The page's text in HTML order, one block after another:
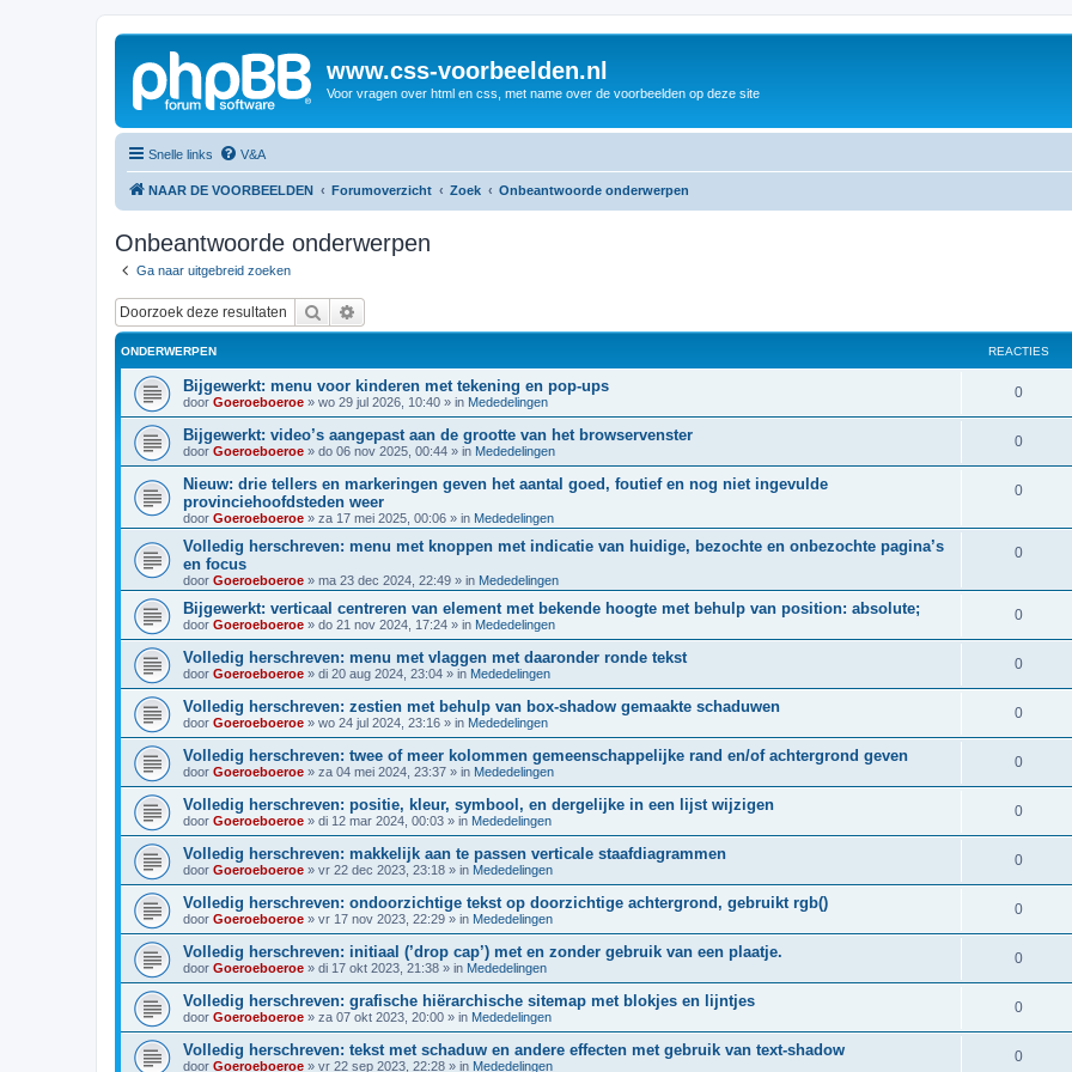
www.css-voorbeelden.nl
Voor vragen over html en css, met name over de voorbeelden op deze site
Snelle links V&A
NAAR DE VOORBEELDEN Forumoverzicht Zoek Onbeantwoorde onderwerpen
Onbeantwoorde onderwerpen
Ga naar uitgebreid zoeken
Zoek
ONDERWERPEN REACTIES
Bijgewerkt: menu voor kinderen met tekening en pop-ups
door Goeroeboeroe » wo 29 jul 2026, 10:40 » in Mededelingen
0R
e
c
i
s
Bijgewerkt: video’s aangepast aan de grootte van het browservenster
door Goeroeboeroe » do 06 nov 2025, 00:44 » in Mededelingen
0R
e
c
i
s
Nieuw: drie tellers en markeringen geven het aantal goed, foutief en nog niet ingevulde
provinciehoofdsteden weer
door Goeroeboeroe » za 17 mei 2025, 00:06 » in Mededelingen
0R
a
t
i
s
Volledig herschreven: menu met knoppen met indicatie van huidige, bezochte en onbezochte pagina’s
en focus
door Goeroeboeroe » ma 23 dec 2024, 22:49 » in Mededelingen
0R
a
c
i
e
s
Bijgewerkt: verticaal centreren van element met bekende hoogte met behulp van position: absolute;
door Goeroeboeroe » do 21 nov 2024, 17:24 » in Mededelingen
0R
e
c
t
i
s
Volledig herschreven: menu met vlaggen met daaronder ronde tekst
door Goeroeboeroe » di 20 aug 2024, 23:04 » in Mededelingen
0R
e
c
t
i
s
Volledig herschreven: zestien met behulp van box-shadow gemaakte schaduwen
door Goeroeboeroe » wo 24 jul 2024, 23:16 » in Mededelingen
0R
e
c
t
i
s
Volledig herschreven: twee of meer kolommen gemeenschappelijke rand en/of achtergrond geven
door Goeroeboeroe » za 04 mei 2024, 23:37 » in Mededelingen
0R
e
c
t
i
s
Volledig herschreven: positie, kleur, symbool, en dergelijke in een lijst wijzigen
door Goeroeboeroe » di 12 mar 2024, 00:03 » in Mededelingen
0R
e
c
t
i
s
Volledig herschreven: makkelijk aan te passen verticale staafdiagrammen
door Goeroeboeroe » vr 22 dec 2023, 23:18 » in Mededelingen
0R
e
c
t
i
Volledig herschreven: ondoorzichtige tekst op doorzichtige achtergrond, gebruikt rgb()
door Goeroeboeroe » vr 17 nov 2023, 22:29 » in Mededelingen
0R
e
c
t
i
Volledig herschreven: initiaal (’drop cap’) met en zonder gebruik van een plaatje.
door Goeroeboeroe » di 17 okt 2023, 21:38 » in Mededelingen
0R
e
c
Volledig herschreven: grafische hiërarchische sitemap met blokjes en lijntjes
door Goeroeboeroe » za 07 okt 2023, 20:00 » in Mededelingen
0R
e
Volledig herschreven: tekst met schaduw en andere effecten met gebruik van text-shadow
door Goeroeboeroe » vr 22 sep 2023, 22:28 » in Mededelingen
0R